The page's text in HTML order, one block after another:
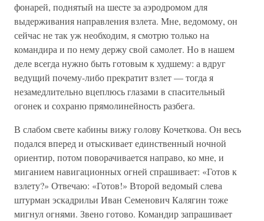
фонарей, поднятый на шесте за аэродромом для
выдерживания направления взлета. Мне, ведомому, он
сейчас не так уж необходим, я смотрю только на
командира и по нему держу свой самолет. Но в нашем
деле всегда нужно быть готовым к худшему: а вдруг
ведущий почему-либо прекратит взлет — тогда я
незамедлительно вцеплюсь глазами в спасительный
огонек и сохраню прямолинейность разбега.
В слабом свете кабины вижу голову Кочеткова. Он весь
подался вперед и отыскивает единственный ночной
ориентир, потом поворачивается направо, ко мне, и
миганием навигационных огней спрашивает: «Готов к
взлету?» Отвечаю: «Готов!» Второй ведомый слева
штурман эскадрильи Иван Семенович Калягин тоже
мигнул огнями. Звено готово. Командир запрашивает